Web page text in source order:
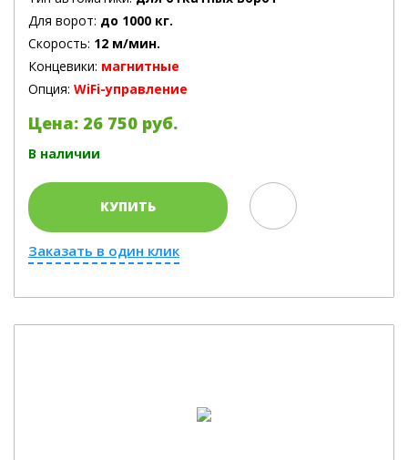
Для ворот: до 1000 кг.
Скорость: 12 м/мин.
Концевики: магнитные
Опция: WiFi-управление
Цена: 26 750 руб.
В наличии
КУПИТЬ
Заказать в один клик